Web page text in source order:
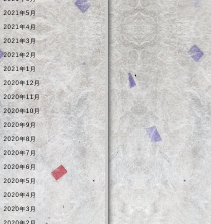
2021年5月
2021年4月
2021年3月
2021年2月
2021年1月
2020年12月
2020年11月
2020年10月
2020年9月
2020年8月
2020年7月
2020年6月
2020年5月
2020年4月
2020年3月